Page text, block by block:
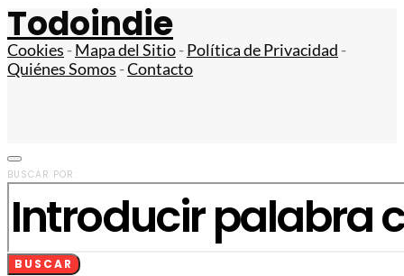
Todoindie
Cookies -Mapa del Sitio-Política de Privacidad -
Quiénes Somos -Contacto
BUSCAR POR:
BUSCAR